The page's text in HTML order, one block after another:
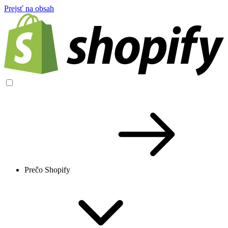
Prejsť na obsah
Prečo Shopify